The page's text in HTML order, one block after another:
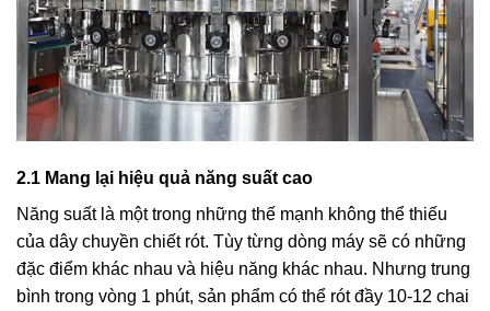
2.1 Mang lại hiệu quả năng suất cao
Năng suất là một trong những thế mạnh không thể thiếu
của dây chuyền chiết rót. Tùy từng dòng máy sẽ có những
đặc điểm khác nhau và hiệu năng khác nhau. Nhưng trung
bình trong vòng 1 phút, sản phẩm có thể rót đầy 10-12 chai